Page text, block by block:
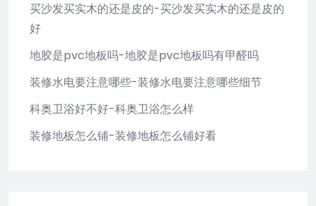
买沙发买实木的还是皮的-买沙发买实木的还是皮的
好
地胶是pvc地板吗-地胶是pvc地板吗有甲醛吗
装修水电要注意哪些-装修水电要注意哪些细节
科奥卫浴好不好-科奥卫浴怎么样
装修地板怎么铺-装修地板怎么铺好看